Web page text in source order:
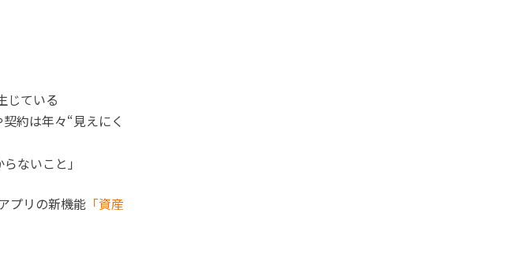
じている
約は年々“見えにく
ないこと」
プリの新機能 「資産